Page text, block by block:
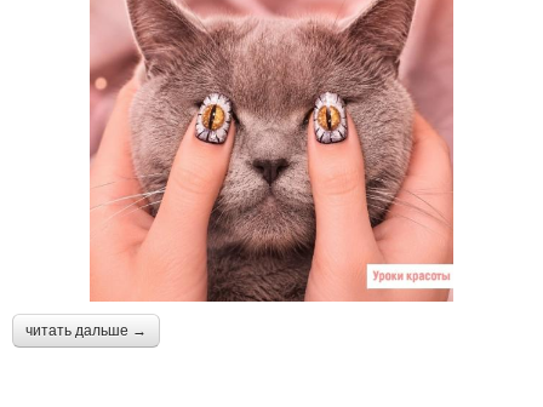
читать дальше →